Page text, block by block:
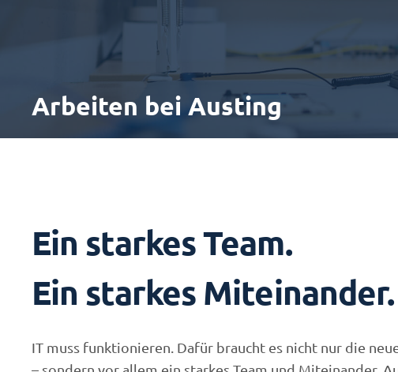
Arbeiten bei Austing
Ein starkes Team.
Ein starkes Miteinander.
IT muss funktionieren. Dafür braucht es nicht nur die